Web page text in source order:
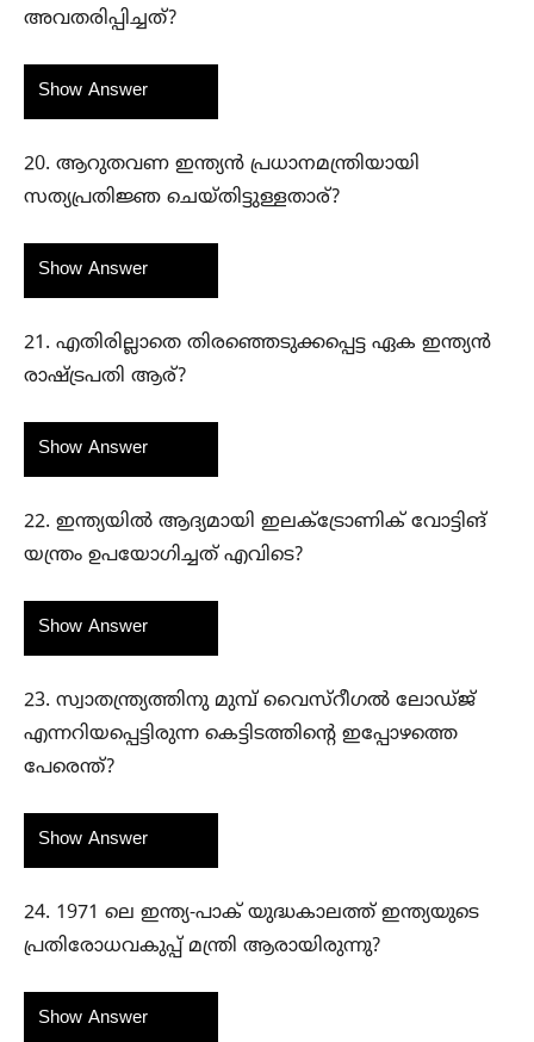
അവതരിപ്പിച്ചത്?
Show Answer
20. ആറുതവണ ഇന്ത്യൻ പ്രധാനമന്ത്രിയായി
സത്യപ്രതിജ്ഞ ചെയ്തിട്ടുള്ളതാര്?
Show Answer
21. എതിരില്ലാതെ തിരഞ്ഞെടുക്കപ്പെട്ട ഏക ഇന്ത്യൻ
രാഷ്‌ട്രപതി ആര്?
Show Answer
22. ഇന്ത്യയിൽ ആദ്യമായി ഇലക്ട്രോണിക് വോട്ടിങ്
യന്ത്രം ഉപയോഗിച്ചത് എവിടെ?
Show Answer
23. സ്വാതന്ത്ര്യത്തിനു മുമ്പ് വൈസ്‌റീഗൽ ലോഡ്ജ്
എന്നറിയപ്പെട്ടിരുന്ന കെട്ടിടത്തിന്റെ ഇപ്പോഴത്തെ
പേരെന്ത്?
Show Answer
24. 1971 ലെ ഇന്ത്യ-പാക് യുദ്ധകാലത്ത് ഇന്ത്യയുടെ
പ്രതിരോധവകുപ്പ് മന്ത്രി ആരായിരുന്നു?
Show Answer